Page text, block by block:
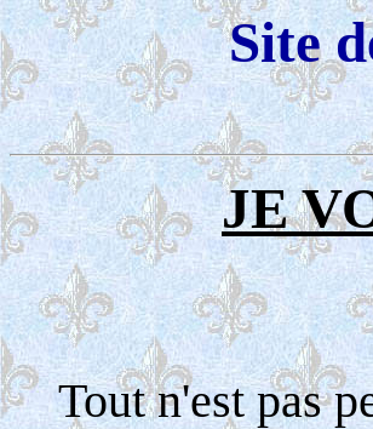
Site
JE
Tout n'est pas